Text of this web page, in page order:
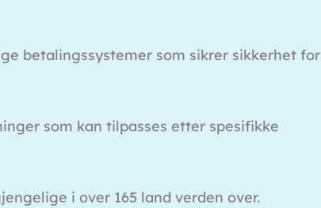
betalingssystemer som sikrer sikkerhet for
som kan tilpasses etter spesifikke
i over 165 land verden over.